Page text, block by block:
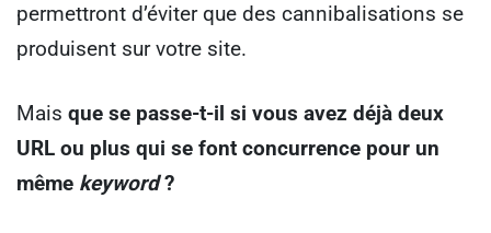
permettront d’éviter que des cannibalisations se
produisent sur votre site.
Mais que se passe-t-il si vous avez déjà deux
URL ou plus qui se font concurrence pour un
même keyword?